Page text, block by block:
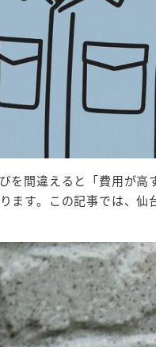
を間違えると「費用が高
ます。この記事では、仙